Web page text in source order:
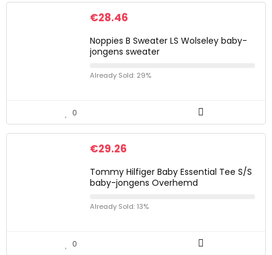
€28.46
Noppies B Sweater LS Wolseley baby-
jongens sweater
Already Sold: 29%
0
€29.26
Tommy Hilfiger Baby Essential Tee S/S
baby-jongens Overhemd
Already Sold: 13%
0